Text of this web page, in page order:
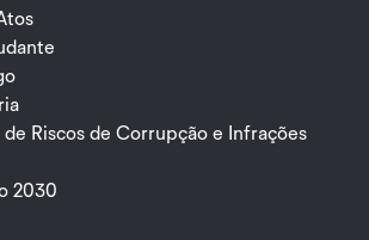
de Riscos de Corrupção e Infrações
2030